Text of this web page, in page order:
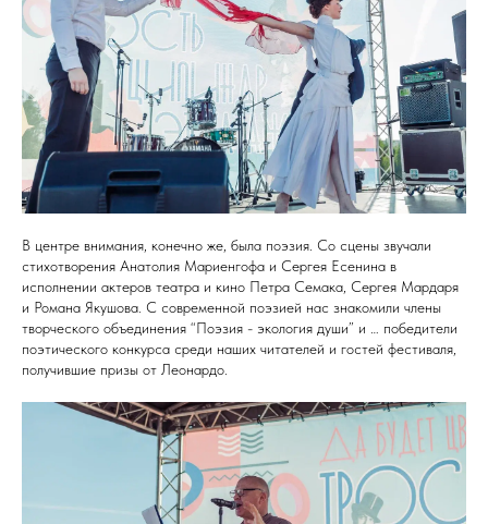
В центре внимания, конечно же, была поэзия. Со сцены звучали
стихотворения Анатолия Мариенгофа и Сергея Есенина в
исполнении актеров театра и кино Петра Семака, Сергея Мардаря
и Романа Якушова. С современной поэзией нас знакомили члены
творческого объединения “Поэзия - экология души” и … победители
поэтического конкурса среди наших читателей и гостей фестиваля,
получившие призы от Леонардо.